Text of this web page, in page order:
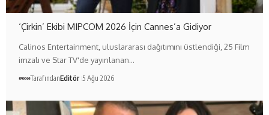
‘Çirkin’ Ekibi MIPCOM 2026 İçin Cannes’a Gidiyor
Calinos Entertainment, uluslararası dağıtımını üstlendiği, 25 Film
imzalı ve Star TV'de yayınlanan…
TarafındanEditör 5 Ağu 2026